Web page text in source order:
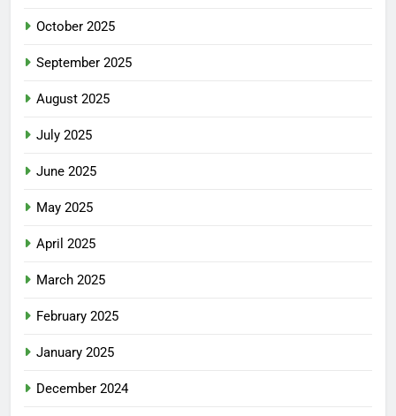
October 2025
September 2025
August 2025
July 2025
June 2025
May 2025
April 2025
March 2025
February 2025
January 2025
December 2024